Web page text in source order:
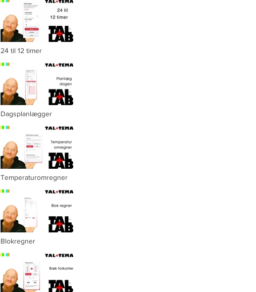
24 til 12 timer
Dagsplanlægger
Temperaturomregner
Blokregner